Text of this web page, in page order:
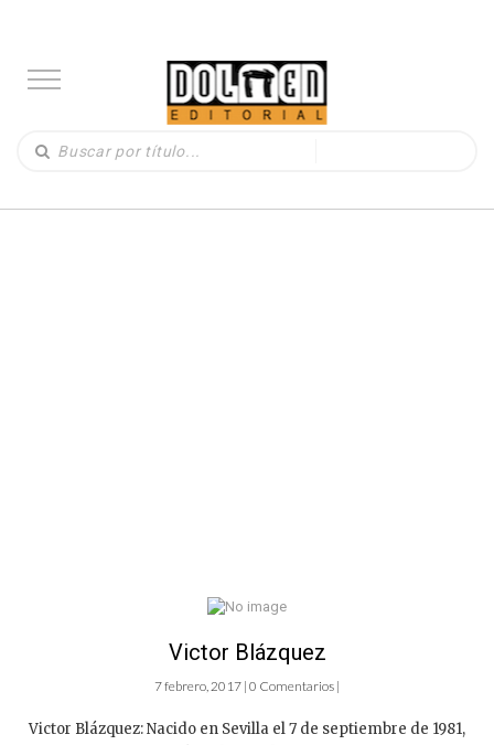
Victor Blázquez
7 febrero, 2017 | 0 Comentarios |
Victor Blázquez: Nacido en Sevilla el 7 de septiembre de 1981,